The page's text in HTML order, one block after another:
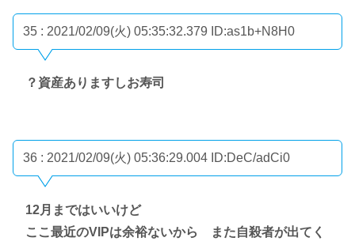
35 : 2021/02/09(火) 05:35:32.379 ID:as1b+N8H0
？資産ありますしお寿司
36 : 2021/02/09(火) 05:36:29.004 ID:DeC/adCi0
12月まではいいけど
ここ最近のVIPは余裕ないから また自殺者が出てく